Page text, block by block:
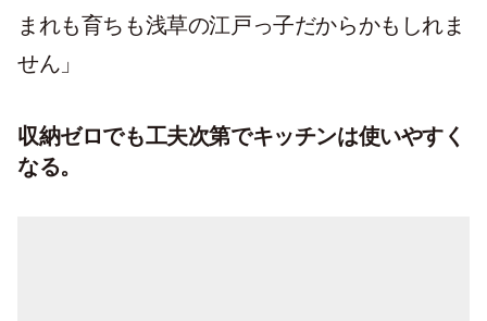
まれも育ちも浅草の江戸っ子だからかもしれま
せん」
収納ゼロでも工夫次第でキッチンは使いやすく
なる。